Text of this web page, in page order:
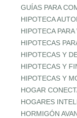
GUÍAS PARA
HIPOTECA
HIPOTECA
HIPOTECAS
HIPOTECAS Y
HIPOTECAS Y
HIPOTECAS Y
HOGAR
HOGARES
HORMIGÓN